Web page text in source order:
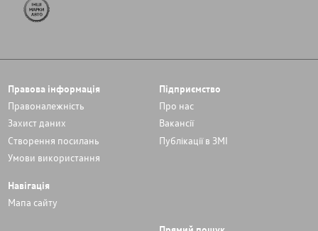
Правова інформація
Правоналежність
Захист даних
Cтворення посилань
Умови використання
Підприємство
Про нас
Вакансії
Публікації в ЗМІ
Навігація
Мапа сайту